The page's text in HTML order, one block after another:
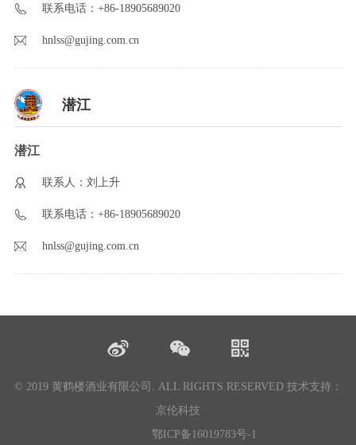
联系电话：+86-18905689020
hnlss@gujing.com.cn
潜江
潜江
联系人：刘上升
联系电话：+86-18905689020
hnlss@gujing.com.cn
© 2019 黄鹤楼酒业有限公司. ALL RIGHTS RESERVED 技术支持：
京伦科技
鄂ICP备16019783号-1